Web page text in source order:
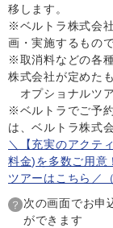
移します。
※ベルトラ株式会
画・実施するもの
※取消料などの各
株式会社が定めた
オプショナルツ
※ベルトラでご予
は、ベルトラ株式
＼【充実のアクテ
料金)を多数ご用意
ツアーはこちら／
次の画面でお申
ができます